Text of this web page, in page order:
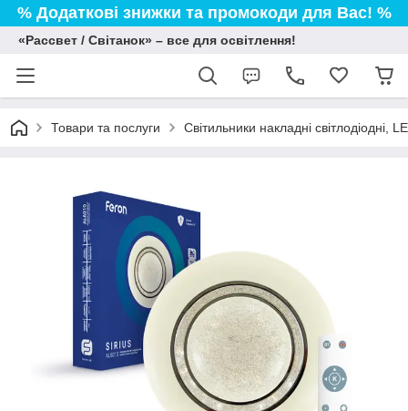
% Додаткові знижки та промокоди для Вас! %
«Рассвет / Світанок» – все для освітлення!
Товари та послуги Світильники накладні світлодіодні,